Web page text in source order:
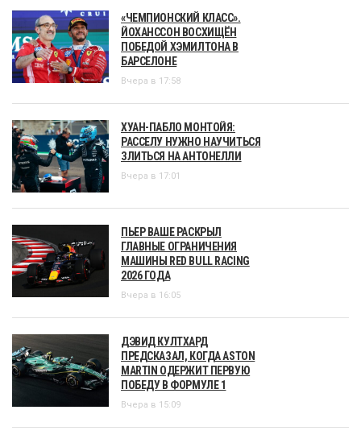
«ЧЕМПИОНСКИЙ КЛАСС».
ЙОХАНССОН ВОСХИЩЁН
ПОБЕДОЙ ХЭМИЛТОНА В
БАРСЕЛОНЕ
Вчера в 17:58
ХУАН-ПАБЛО МОНТОЙЯ:
РАССЕЛУ НУЖНО НАУЧИТЬСЯ
ЗЛИТЬСЯ НА АНТОНЕЛЛИ
Вчера в 17:01
ПЬЕР ВАШЕ РАСКРЫЛ
ГЛАВНЫЕ ОГРАНИЧЕНИЯ
МАШИНЫ RED BULL RACING
2026 ГОДА
Вчера в 16:05
ДЭВИД КУЛТХАРД
ПРЕДСКАЗАЛ, КОГДА ASTON
MARTIN ОДЕРЖИТ ПЕРВУЮ
ПОБЕДУ В ФОРМУЛЕ 1
Вчера в 15:09